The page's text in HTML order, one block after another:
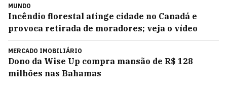
MUNDO
Incêndio florestal atinge cidade no Canadá e
provoca retirada de moradores; veja o vídeo
MERCADO IMOBILIÁRIO
Dono da Wise Up compra mansão de R$ 128
milhões nas Bahamas